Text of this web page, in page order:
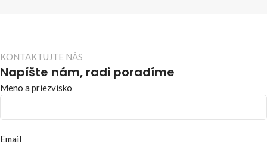
KONTAKTUJTE NÁS
Napíšte nám, radi poradíme
Meno a priezvisko
Email